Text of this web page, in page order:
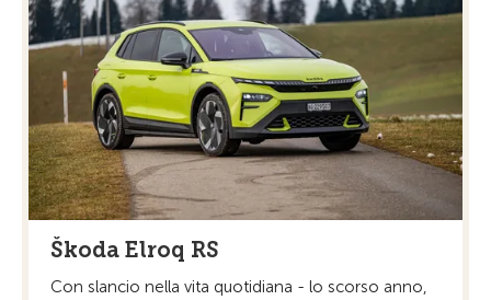
Škoda Elroq RS
Con slancio nella vita quotidiana - lo scorso anno,